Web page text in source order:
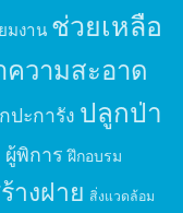
มงาน ช่วยเหลือ
ความสะอาด
ปะการัง ปลูกป่า
ผู้พิการ ฝึกอบรม
างฝาย สิ่งแวดล้อม